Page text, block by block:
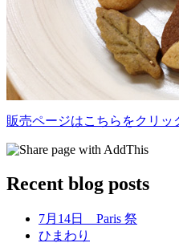
販売ページはこちらをクリッ
Recent blog posts
7月14日 Paris 祭
ひまわり